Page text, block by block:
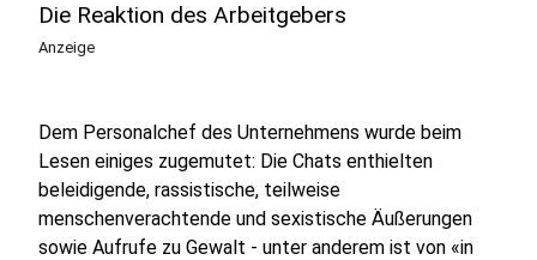
Die Reaktion des Arbeitgebers
Anzeige
Dem Personalchef des Unternehmens wurde beim
Lesen einiges zugemutet: Die Chats enthielten
beleidigende, rassistische, teilweise
menschenverachtende und sexistische Äußerungen
sowie Aufrufe zu Gewalt - unter anderem ist von «in